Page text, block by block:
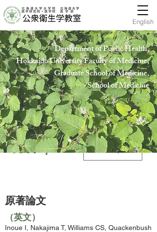
English
Department of Public Health,
Hokkaido University Faculty of Medicine,
Graduate School of Medicine,
School of Medicine
1997年 業績Top
原著論文
（英文）
Inoue I, Nakajima T, Williams CS, Quackenbush